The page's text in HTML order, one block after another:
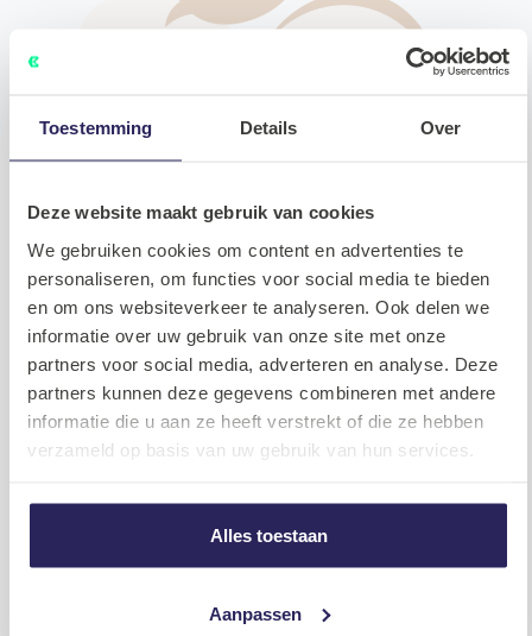
Toestemming Details Over
Deze website maakt gebruik van cookies
We gebruiken cookies om content en advertenties te
personaliseren, om functies voor social media te bieden
en om ons websiteverkeer te analyseren. Ook delen we
informatie over uw gebruik van onze site met onze
partners voor social media, adverteren en analyse. Deze
partners kunnen deze gegevens combineren met andere
informatie die u aan ze heeft verstrekt of die ze hebben
verzameld op basis van uw gebruik van hun services.
Alles toestaan
Aanpassen
Tip 5: Bedenk een paar vragen voor
het bedrijf
krijgen van het bedrijf en of de functie goed bij jou past. Vragen die je